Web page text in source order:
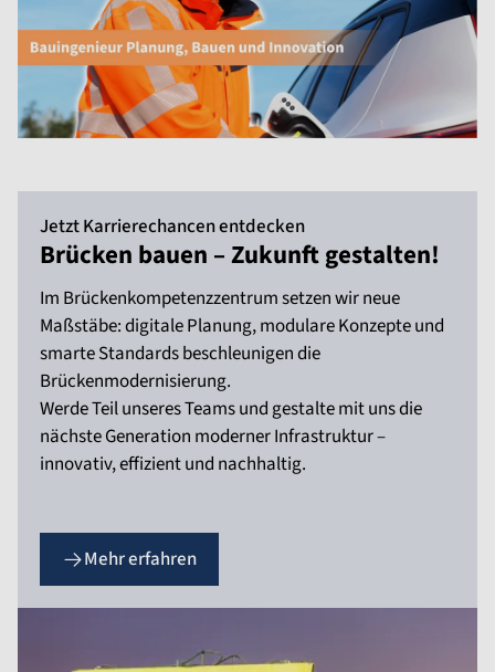
Jetzt Karrierechancen entdecken
Brücken bauen – Zukunft gestalten!
Im Brückenkompetenzzentrum setzen wir neue
Maßstäbe: digitale Planung, modulare Konzepte und
smarte Standards beschleunigen die
Brückenmodernisierung.
Werde Teil unseres Teams und gestalte mit uns die
nächste Generation moderner Infrastruktur –
innovativ, effizient und nachhaltig.
Mehr erfahren